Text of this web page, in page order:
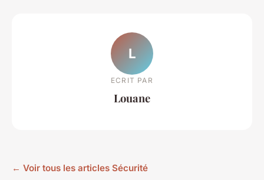
L
ECRIT PAR
Louane
← Voir tous les articles Sécurité